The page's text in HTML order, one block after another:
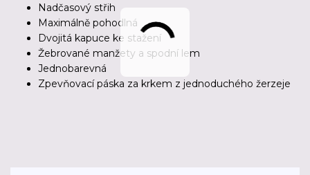
Nadčasový střih
Maximálně pohodlná
Dvojitá kapuce ke stažení
Žebrované manžety a spodní lem
Jednobarevná
Zpevňovací páska za krkem z jednoduchého žerzeje